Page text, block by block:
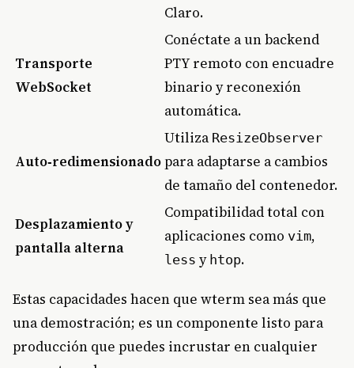
Claro.
Transporte
WebSocket
Conéctate a un backend
PTY remoto con encuadre
binario y reconexión
automática.
Auto‑redimensionado
Utiliza ResizeObserver
para adaptarse a cambios
de tamaño del contenedor.
Desplazamiento y
pantalla alterna
Compatibilidad total con
aplicaciones como vim,
less y htop.
Estas capacidades hacen que wterm sea más que
una demostración; es un componente listo para
producción que puedes incrustar en cualquier